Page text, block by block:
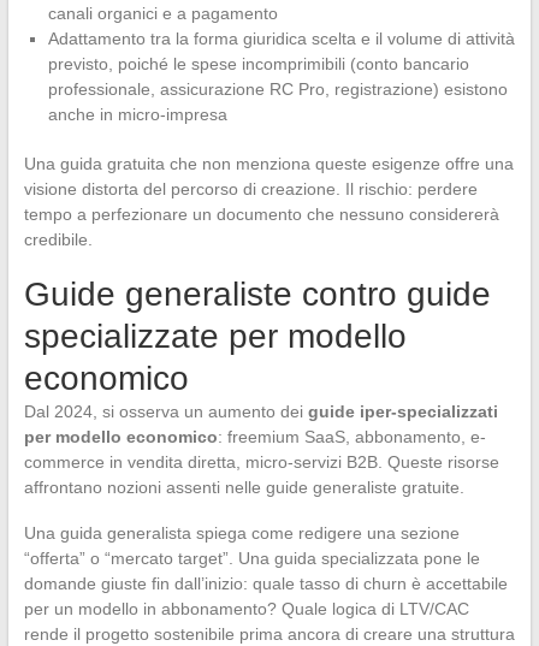
canali organici e a pagamento
Adattamento tra la forma giuridica scelta e il volume di attività
previsto, poiché le spese incomprimibili (conto bancario
professionale, assicurazione RC Pro, registrazione) esistono
anche in micro-impresa
Una guida gratuita che non menziona queste esigenze offre una
visione distorta del percorso di creazione. Il rischio: perdere
tempo a perfezionare un documento che nessuno considererà
credibile.
Guide generaliste contro guide
specializzate per modello
economico
Dal 2024, si osserva un aumento dei guide iper-specializzati
per modello economico: freemium SaaS, abbonamento, e-
commerce in vendita diretta, micro-servizi B2B. Queste risorse
affrontano nozioni assenti nelle guide generaliste gratuite.
Una guida generalista spiega come redigere una sezione
“offerta” o “mercato target”. Una guida specializzata pone le
domande giuste fin dall’inizio: quale tasso di churn è accettabile
per un modello in abbonamento? Quale logica di LTV/CAC
rende il progetto sostenibile prima ancora di creare una struttura